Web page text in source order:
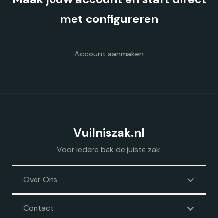
worden
met configureren
Account aanmaken
Vuilniszak.nl
Voor iedere bak de juiste zak.
Over Ons
Contact